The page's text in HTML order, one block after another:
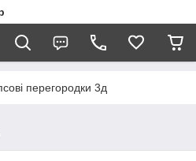
перегородки 3д